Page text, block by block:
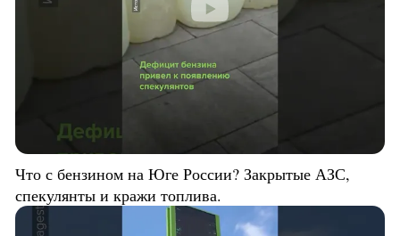
Что с бензином на Юге России? Закрытые АЗС,
спекулянты и кражи топлива.